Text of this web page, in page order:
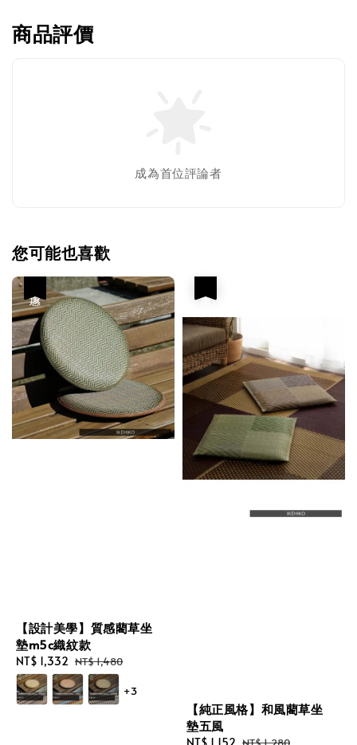
商品評價
成為首位評論者
您可能也喜歡
【設計美學】質感藺草坐
墊m5c織紋款
Sale
price
NT$ 1,332 Regular
price
NT$ 1,480
+3
【純正風格】和風藺草坐
墊五風